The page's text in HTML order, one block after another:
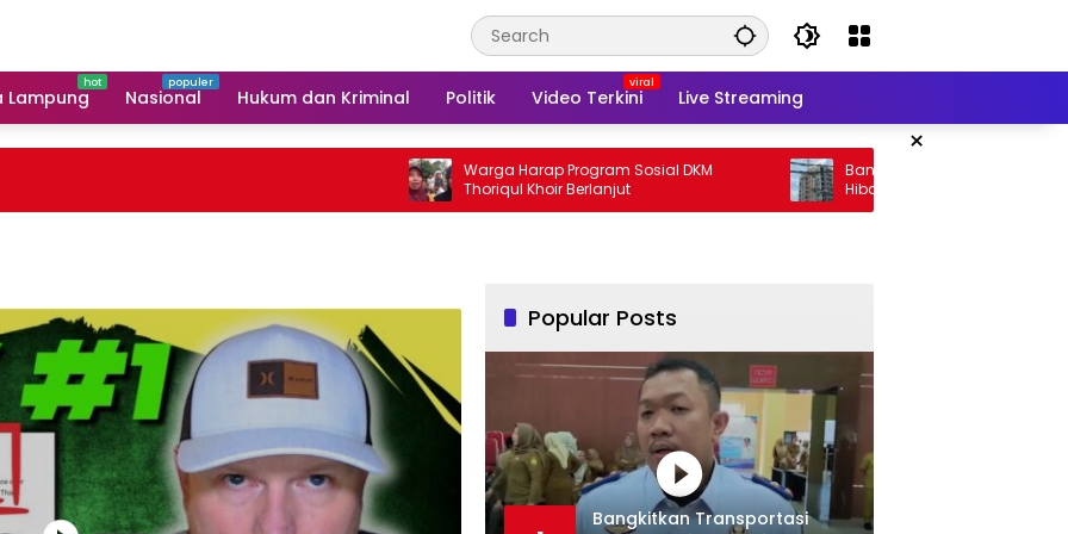
Lampung Nasional Hukum dan Kriminal Politik Video Terkini Live Streaming
×
Warga Harap Program Sosial DKM
Thoriqul Khoir Berlanjut
Banyak Warga Susah, Pemprov Malah
Hibah Rp35 M
Popular Posts
Bangkitkan Transportasi